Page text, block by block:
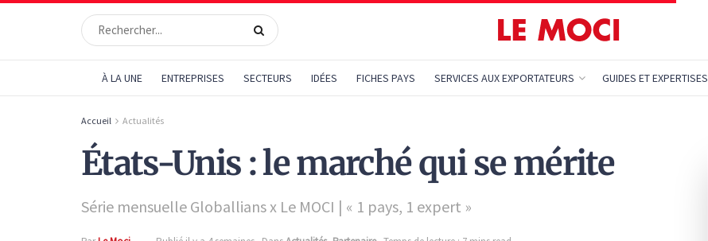
À LA UNE ENTREPRISES SECTEURS IDÉES FICHES PAYS SERVICES AUX EXPORTATEURS GUIDES ET EXPERTISES
Accueil Actualités
États-Unis : le marché qui se mérite
Série mensuelle Globallians x Le MOCI | « 1 pays, 1 expert »